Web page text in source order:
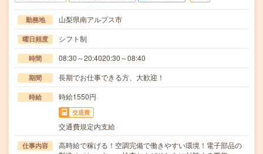
勤務地 山梨県南アルプス市
曜日頻度 シフト制
時間 08:30～20:4020:30～08:40
期間 長期でお仕事できる方、大歓迎！
時給 時給1550円
交通費
交通費規定内支給
仕事内容
高時給で稼げる！空調完備で働きやすい環境！電子部品の